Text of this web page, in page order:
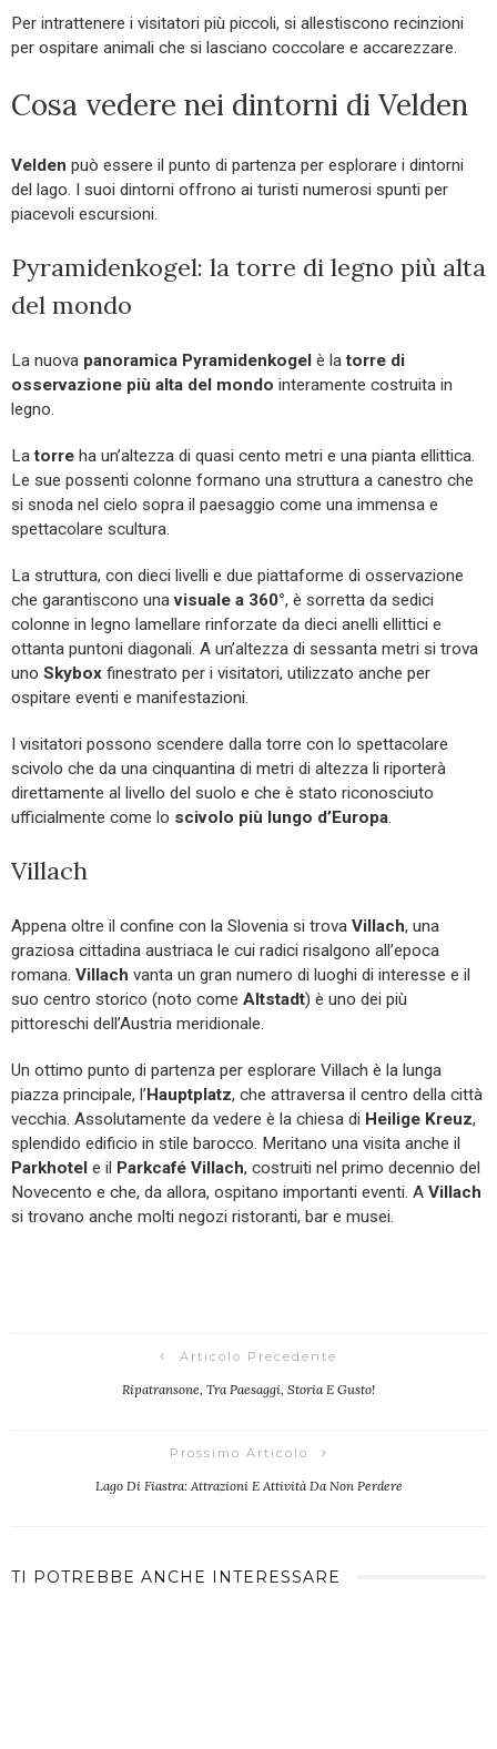
Per intrattenere i visitatori più piccoli, si allestiscono recinzioni
per ospitare animali che si lasciano coccolare e accarezzare.
Cosa vedere nei dintorni di Velden
Velden può essere il punto di partenza per esplorare i dintorni
del lago. I suoi dintorni offrono ai turisti numerosi spunti per
piacevoli escursioni.
Pyramidenkogel: la torre di legno più alta
del mondo
La nuova panoramica Pyramidenkogel è latorre di
osservazione più alta del mondo interamente costruita in
legno.
Latorre ha un’altezza di quasi cento metri e una pianta ellittica.
Le sue possenti colonne formano una struttura a canestro che
si snoda nel cielo sopra il paesaggio come una immensa e
spettacolare scultura.
La struttura, con dieci livelli e due piattaforme di osservazione
che garantiscono unavisuale a 360°, è sorretta da sedici
colonne in legno lamellare rinforzate da dieci anelli ellittici e
ottanta puntoni diagonali. A un’altezza di sessanta metri si trova
uno Skybox finestrato per i visitatori, utilizzato anche per
ospitare eventi e manifestazioni.
I visitatori possono scendere dalla torre con lo spettacolare
scivolo che da una cinquantina di metri di altezza li riporterà
direttamente al livello del suolo e che è stato riconosciuto
ufficialmente come lo scivolo più lungo d’Europa.
Villach
Appena oltre il confine con la Slovenia si trova Villach, una
graziosa cittadina austriaca le cui radici risalgono all’epoca
romana. Villach vanta un gran numero di luoghi di interesse e il
suo centro storico (noto come Altstadt) è uno dei più
pittoreschi dell’Austria meridionale.
Un ottimo punto di partenza per esplorare Villach è la lunga
piazza principale, l’Hauptplatz, che attraversa il centro della città
vecchia. Assolutamente da vedere è la chiesa di Heilige Kreuz,
splendido edificio in stile barocco. Meritano una visita anche il
Parkhotel e il Parkcafé Villach, costruiti nel primo decennio del
Novecento e che, da allora, ospitano importanti eventi. A Villach
si trovano anche molti negozi ristoranti, bar e musei.
Articolo Precedente
Ripatransone, Tra Paesaggi, Storia E Gusto!
Prossimo Articolo
Lago Di Fiastra: Attrazioni E Attività Da Non Perdere
TI POTREBBE ANCHE INTERESSARE